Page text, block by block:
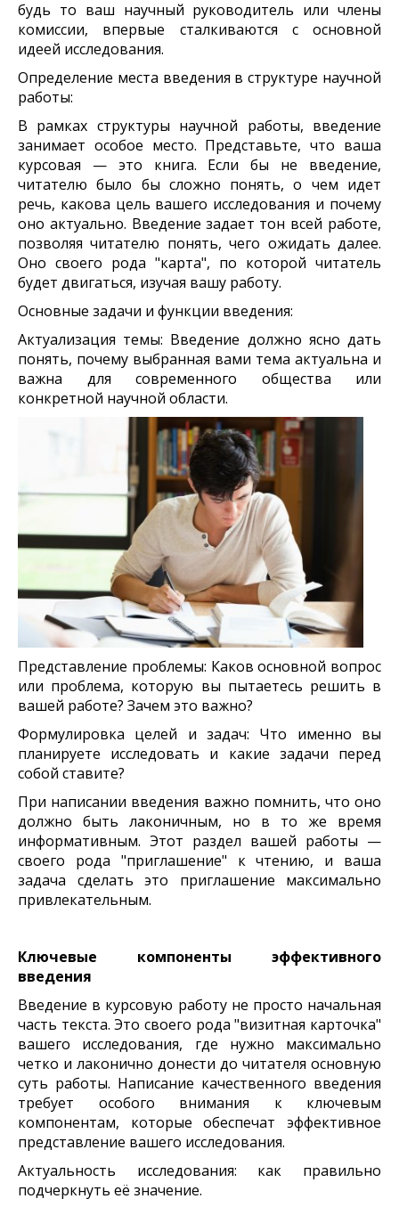
будь то ваш научный руководитель или члены
комиссии, впервые сталкиваются с основной
идеей исследования.
Определение места введения в структуре научной
работы:
В рамках структуры научной работы, введение
занимает особое место. Представьте, что ваша
курсовая — это книга. Если бы не введение,
читателю было бы сложно понять, о чем идет
речь, какова цель вашего исследования и почему
оно актуально. Введение задает тон всей работе,
позволяя читателю понять, чего ожидать далее.
Оно своего рода "карта", по которой читатель
будет двигаться, изучая вашу работу.
Основные задачи и функции введения:
Актуализация темы: Введение должно ясно дать
понять, почему выбранная вами тема актуальна и
важна для современного общества или
конкретной научной области.
Представление проблемы: Каков основной вопрос
или проблема, которую вы пытаетесь решить в
вашей работе? Зачем это важно?
Формулировка целей и задач: Что именно вы
планируете исследовать и какие задачи перед
собой ставите?
При написании введения важно помнить, что оно
должно быть лаконичным, но в то же время
информативным. Этот раздел вашей работы —
своего рода "приглашение" к чтению, и ваша
задача сделать это приглашение максимально
привлекательным.
Ключевые компоненты эффективного
введения
Введение в курсовую работу не просто начальная
часть текста. Это своего рода "визитная карточка"
вашего исследования, где нужно максимально
четко и лаконично донести до читателя основную
суть работы. Написание качественного введения
требует особого внимания к ключевым
компонентам, которые обеспечат эффективное
представление вашего исследования.
Актуальность исследования: как правильно
подчеркнуть её значение.